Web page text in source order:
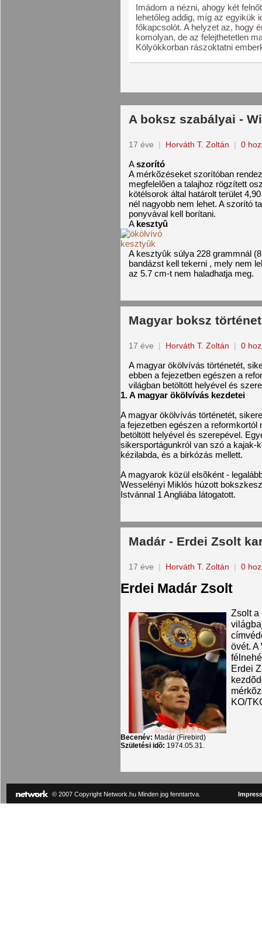
Imádom a nézni, ahogy két
lehetőleg addig, míg az egyikük
főkapcsolót. A helyzet az, hogy
komolyan, de az felejthetetlen
Kölyökkorban rászoktatni
A boksz szabályai -
17 éve | Horváth T. Zoltán | 0
Aszorító
A mérkõzéseket szorítóban
megfelelõen a talajhoz rögzített
kötélsorok által határolt terület
nél nagyobb nem lehet. A szorító
ponyvával kell borítani.
A kesztyû
A kesztyûk súlya 228 grammnál
bandázst kell tekerni , mely nem
az 5.7 cm-t nem haladhatja meg.
Magyar boksz
17 éve | Horváth T. Zoltán | 0
A magyar ökölvívás történetét,
ebben a fejezetben egészen a
világban betöltött helyével és
1. A magyar ökölvívás kezdetei
A magyar ökölvívás történetét,
a fejezetben egészen a
betöltött helyével és szerepével.
sikersportágunkról van szó a kajak-
kézilabda, és a birkózás mellett.
A magyarok közül elsõként -
Wesselényi Miklós húzott
Istvánnal 1 Angliába látogatott.
Madár - Erdei Zsolt
17 éve | Horváth T. Zoltán | 0
Erdei Madár Zsolt
Zsolt a
övét. A
Erdei
KO/
Becenév: Madár (Firebird)
Születési idõ: 1974.05.31.
© 2007 Copyright Network.hu Minden jog fenntartva.